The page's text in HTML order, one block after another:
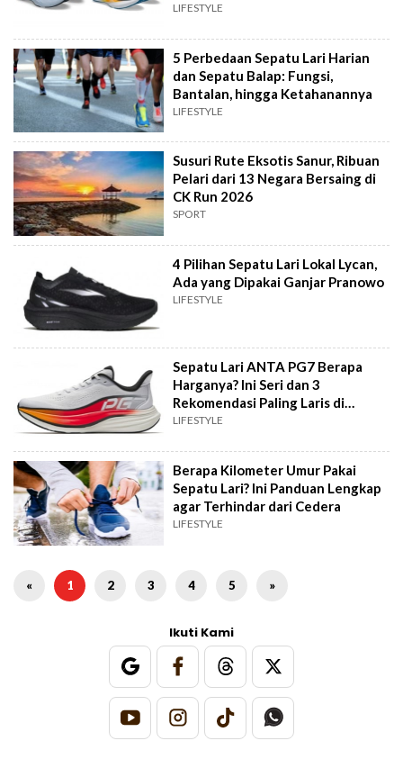
LIFESTYLE
5 Perbedaan Sepatu Lari Harian
dan Sepatu Balap: Fungsi,
Bantalan, hingga Ketahanannya
LIFESTYLE
Susuri Rute Eksotis Sanur, Ribuan
Pelari dari 13 Negara Bersaing di
CK Run 2026
SPORT
4 Pilihan Sepatu Lari Lokal Lycan,
Ada yang Dipakai Ganjar Pranowo
LIFESTYLE
Sepatu Lari ANTA PG7 Berapa
Harganya? Ini Seri dan 3
Rekomendasi Paling Laris di
Shopee
LIFESTYLE
Berapa Kilometer Umur Pakai
Sepatu Lari? Ini Panduan Lengkap
agar Terhindar dari Cedera
LIFESTYLE
« 1 2 3 4 5 »
Ikuti Kami